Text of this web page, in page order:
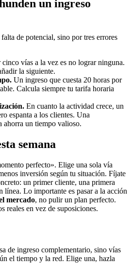
un ingreso
de potencial, sino por tres errores
cinco vías a la vez es no lograr ninguna.
la siguiente.
Un ingreso que cuesta 20 horas por
Calcula siempre tu tarifa horaria
En cuanto la actividad crece, un
espanta a los clientes. Una
ahorra un tiempo valioso.
semana
perfecto». Elige una sola vía
inversión según tu situación. Fíjate
un primer cliente, una primera
línea. Lo importante es pasar a la acción
mercado, no pulir un plan perfecto.
reales en vez de suposiciones.
de ingreso complementario, sino vías
el tiempo y la red. Elige una, hazla